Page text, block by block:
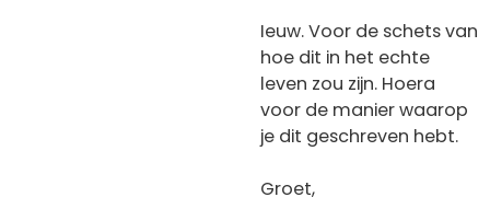
Ieuw. Voor de schets van
hoe dit in het echte
leven zou zijn. Hoera
voor de manier waarop
je dit geschreven hebt.
Groet,